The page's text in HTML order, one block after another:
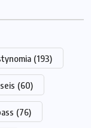
(193)
(60)
(76)